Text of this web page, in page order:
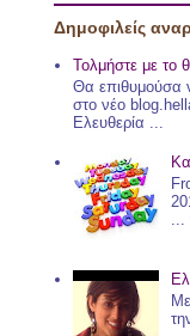
Δημοφιλείς
Τολμήστε με το
Θα επιθυμούσα
στο νέο
Ελευθερία ...